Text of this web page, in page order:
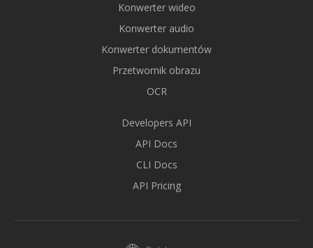
Konwerter wideo
Konwerter audio
Konwerter dokumentów
Przetwornik obrazu
OCR
Developers API
API Docs
CLI Docs
API Pricing